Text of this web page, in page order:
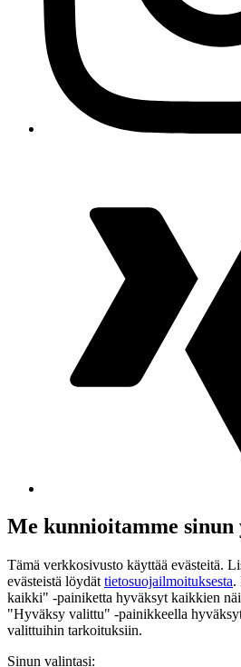
Me kunnioitamme
Tämä verkkosivusto käyttää evästeitä.
evästeistä löydät tietosuojailmoituksesta.
kaikki" -painiketta hyväksyt kaikkien
"Hyväksy valittu" -painikkeella
valittuihin tarkoituksiin.
Sinun valintasi: